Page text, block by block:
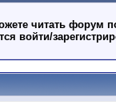
читать форум
войти/